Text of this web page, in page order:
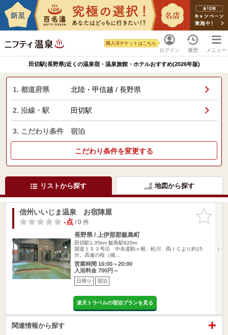
ログイン
購入済チケットはこちら
履歴 メニュー
田切駅(長野県)近くの温泉宿・温泉旅館・ホテルおすすめ(2026年版)
1. 都道府県 北陸・甲信越 / 長野県
2. 沿線・駅 田切駅
3. こだわり条件 宿泊
こだわり条件を変更する
リストから探す 地図から探す
お気に入
りに追加
信州いいじま温泉 お宿陣屋
-点/ 0 件
長野県 / 上伊那郡飯島町
田切駅1.35km 飯島駅820m
国道１５３号沿 中央道駒ヶ根、松川、両ＩＣより約15
分。高遠の桜（城…
営業時間 16:00～20:00
入浴料金 700円～
日帰り 宿泊
楽天トラベルの宿泊プランを見る
関連情報から探す